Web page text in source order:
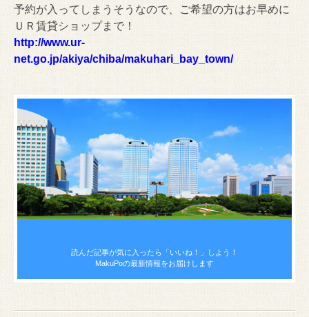
予約が入ってしまうそうなので、ご希望の方はお早めに
ＵＲ賃貸ショップまで！
http://www.ur-
net.go.jp/akiya/chiba/makuhari_bay_town/
読んだ記事が気に入ったら 「いいね！」しよう！
MakuPoの最新情報をお届けします